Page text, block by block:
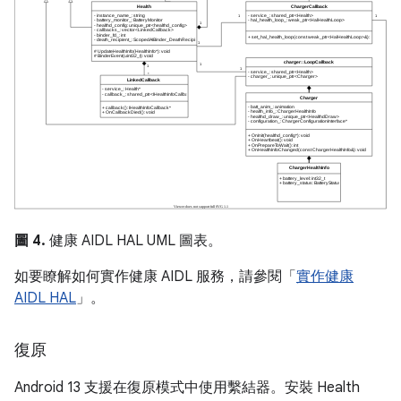
圖 4. 健康 AIDL HAL UML 圖表。
如要瞭解如何實作健康 AIDL 服務，請參閱「實作健康
AIDL HAL 」。
復原
Android 13 支援在復原模式中使用繫結器。安裝 Health